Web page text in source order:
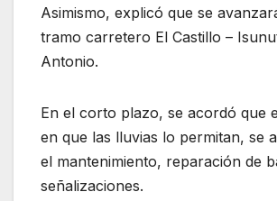
Asimismo, explicó que se
tramo carretero El Castillo –
Antonio.
En el corto plazo, se acordó que
en que las lluvias lo permitan, se
el mantenimiento, reparación de
señalizaciones.